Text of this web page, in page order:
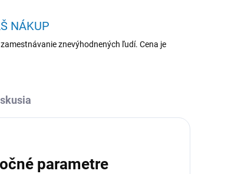
NÁKUP
znevýhodnených ľudí. Cena je
parametre